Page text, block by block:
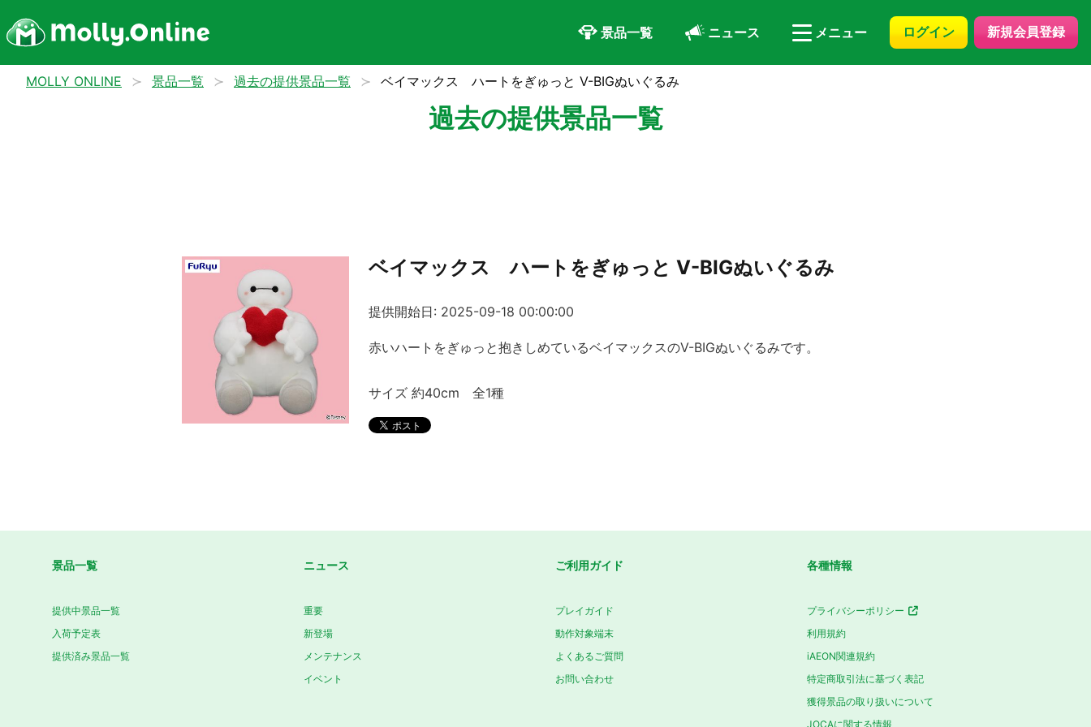
景品一覧 ニュース メニュー ログイン 新規会員登録
MOLLY ONLINE 景品一覧 過去の提供景品一覧 ベイマックス ハートをぎゅっと V-BIGぬいぐるみ
過去の提供景品一覧
ベイマックス ハートをぎゅっと V-BIGぬいぐるみ
提供開始日: 2025-09-18 00:00:00
赤いハートをぎゅっと抱きしめているベイマックスのV-BIGぬいぐるみです。
サイズ 約40cm 全1種
景品一覧
提供中景品一覧
入荷予定表
提供済み景品一覧
ニュース
重要
新登場
メンテナンス
イベント
ご利用ガイド
プレイガイド
動作対象端末
よくあるご質問
お問い合わせ
各種情報
プライバシーポリシー
利用規約
iAEON関連規約
特定商取引法に基づく表記
獲得景品の取り扱いについて
JOCAに関する情報